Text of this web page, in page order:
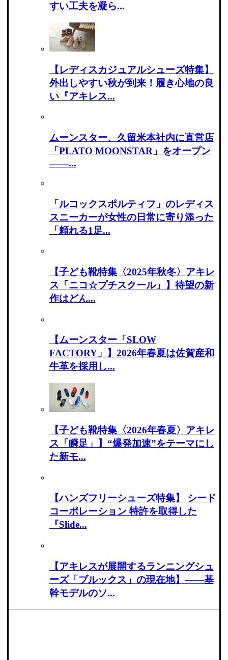
すい工夫を凝ら...
【レディスカジュアルシューズ特集】
外出しやすい秋が到来！履き心地の良
い『アキレス...
ムーンスター、久留米本社内に直営店
「PLATO MOONSTAR」をオープン
――...
「ルコックスポルティフ」のレディス
スニーカーが女性の日常に寄り添った
「頼れる1足...
【子ども靴特集〈2025年秋冬〉アキレ
ス「ニコ☆プチスクール」】待望の新
作はどん...
【ムーンスター「SLOW
FACTORY」】2026年春夏は佐賀産和
牛革を採用し...
【子ども靴特集〈2026年春夏〉アキレ
ス「瞬足」】“爆発加速”をテーマにし
た新モ...
【ハンズフリーシューズ特集】 シード
コーポレーション 特許を取得した
『Slide...
【アキレスが展開するランニングシュ
ーズ「ブルックス」の現在地】――基
幹モデルのソ...